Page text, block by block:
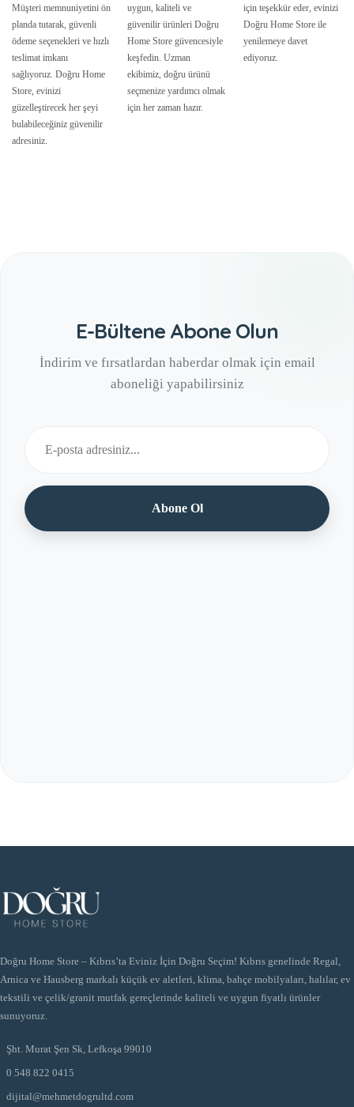
Müşteri memnuniyetini ön
planda tutarak, güvenli
ödeme seçenekleri ve hızlı
teslimat imkanı
sağlıyoruz. Doğru Home
Store, evinizi
güzelleştirecek her şeyi
bulabileceğiniz güvenilir
adresiniz.
uygun, kaliteli ve
güvenilir ürünleri Doğru
Home Store güvencesiyle
keşfedin. Uzman
ekibimiz, doğru ürünü
seçmenize yardımcı olmak
için her zaman hazır.
için teşekkür eder, evinizi
Doğru Home Store ile
yenilemeye davet
ediyoruz.
E-Bültene Abone Olun
İndirim ve fırsatlardan haberdar olmak için email
aboneliği yapabilirsiniz
Abone Ol
Doğru Home Store – Kıbrıs’ta Eviniz İçin Doğru Seçim! Kıbrıs genelinde Regal,
Arnica ve Hausberg markalı küçük ev aletleri, klima, bahçe mobilyaları, halılar, ev
tekstili ve çelik/granit mutfak gereçlerinde kaliteli ve uygun fiyatlı ürünler
sunuyoruz.
Şht. Murat Şen Sk, Lefkoşa 99010
0 548 822 0415
dijital@mehmetdogrultd.com